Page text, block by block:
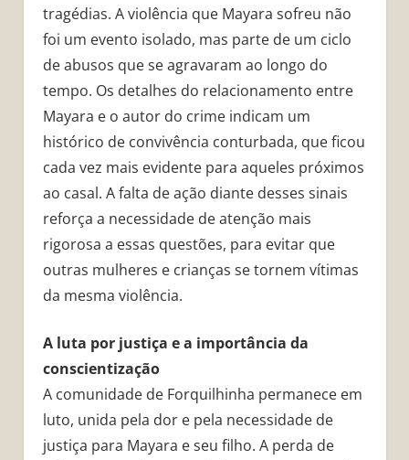
tragédias. A violência que Mayara sofreu não
foi um evento isolado, mas parte de um ciclo
de abusos que se agravaram ao longo do
tempo. Os detalhes do relacionamento entre
Mayara e o autor do crime indicam um
histórico de convivência conturbada, que ficou
cada vez mais evidente para aqueles próximos
ao casal. A falta de ação diante desses sinais
reforça a necessidade de atenção mais
rigorosa a essas questões, para evitar que
outras mulheres e crianças se tornem vítimas
da mesma violência.
A luta por justiça e a importância da
conscientização
A comunidade de Forquilhinha permanece em
luto, unida pela dor e pela necessidade de
justiça para Mayara e seu filho. A perda de